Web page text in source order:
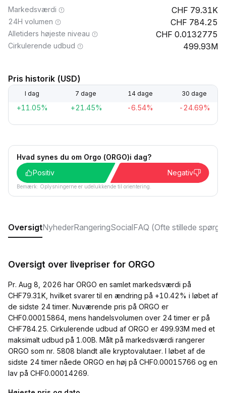
Markedsværdi 79.31K
24H volumen 784.25
Alletiders højeste niveau 0.0132775
Cirkulerende udbud 499.93M
Pris historik (USD)
I dag 7 dage 14 dage 30 dage
+11.05% +21.45% -6.54% -24.69%
Hvad synes du om Orgo (ORGO)i dag?
Positiv
Negativ
Bemærk: Oplysningerne er udelukkende til orientering.
OversigtNyhederRangeringSocialFAQ (Ofte stillede
Oversigt over livepriser for ORGO
Pr. Aug 8, 2026 har ORGO en samlet markedsværdi på
CHF79.31K, hvilket svarer til en ændring på +10.42% i løbet af
de sidste 24 timer. Nuværende pris på ORGO er
CHF0.00015864, mens handelsvolumen over 24 timer er på
CHF784.25. Cirkulerende udbud af ORGO er 499.93M med et
maksimalt udbud på 1.00B. Målt på markedsværdi rangerer
ORGO som nr. 5808 blandt alle kryptovalutaer. I løbet af de
sidste 24 timer nåede ORGO en høj på CHF0.00015766 og en
lav på CHF0.00014269.